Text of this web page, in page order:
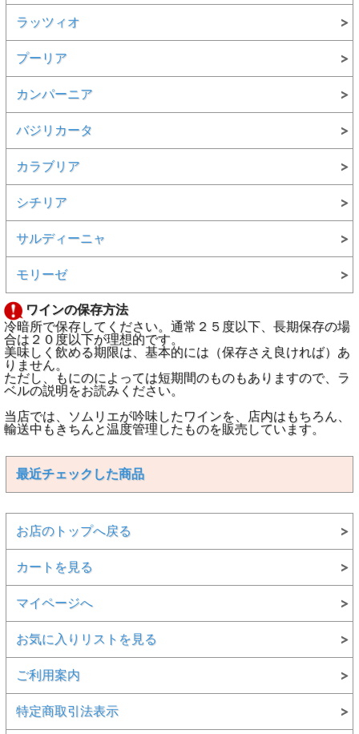
ラッツィオ
プーリア
カンパーニア
バジリカータ
カラブリア
シチリア
サルディーニャ
モリーゼ
ワインの保存方法
冷暗所で保存してください。通常２５度以下、長期保存の場
合は２０度以下が理想的です。
美味しく飲める期限は、基本的には（保存さえ良ければ）あ
りません。
ただし、もにのによっては短期間のものもありますので、ラ
ベルの説明をお読みください。
当店では、ソムリエが吟味したワインを、店内はもちろん、
輸送中もきちんと温度管理したものを販売しています。
最近チェックした商品
お店のトップへ戻る
カートを見る
マイページへ
お気に入りリストを見る
ご利用案内
特定商取引法表示